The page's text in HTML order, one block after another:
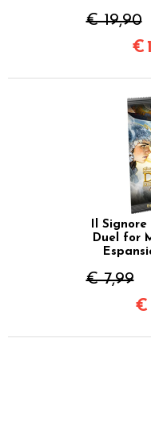
€ 19,90
€
Il
Duel for
€ 7,99
€